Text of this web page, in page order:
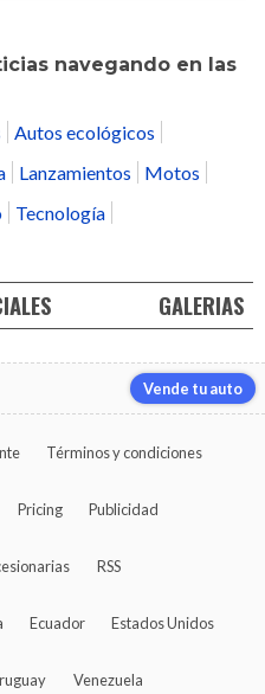
navegando en las
Autos ecológicos
Lanzamientos
Motos
Tecnología
GALERIAS
Vende tu auto
Términos y condiciones
Pricing Publicidad
RSS
Ecuador Estados Unidos
Venezuela